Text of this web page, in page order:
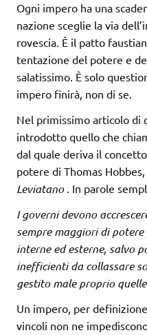
Ogni impero ha una
nazione sceglie la via
rovescia. È il patto
tentazione del potere e
salatissimo. È solo
impero finirà, non di se.
Nel primissimo articolo di
introdotto quello che
dal quale deriva il
potere di Thomas
Leviatano. In parole
I governi devono
sempre maggiori di
interne ed esterne, salvo
inefficienti da collassare
gestito male proprio
Un impero, per
vincoli non ne